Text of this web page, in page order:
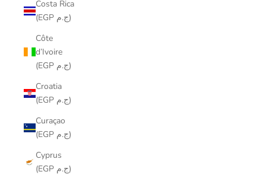
Costa Rica
(EGP ج.م)
Côte
d’Ivoire
(EGP ج.م)
Croatia
(EGP ج.م)
Curaçao
(EGP ج.م)
Cyprus
(EGP ج.م)